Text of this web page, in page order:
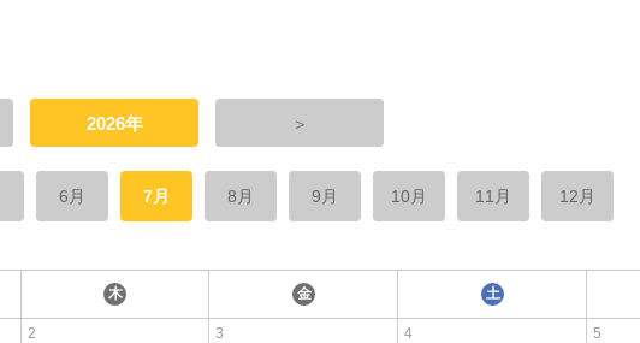
2026年 ＞
6月 7月 8月 9月 10月 11月 12月
木 金 土
2 3 4 5